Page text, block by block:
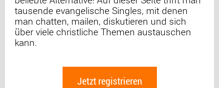
tausende evangelische Singles, mit denen
man chatten, mailen, diskutieren und sich
über viele christliche Themen austauschen
kann.
Jetzt registrieren